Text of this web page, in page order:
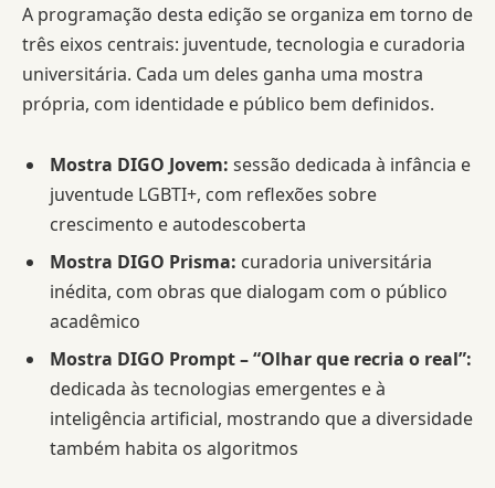
A programação desta edição se organiza em torno de
três eixos centrais: juventude, tecnologia e curadoria
universitária. Cada um deles ganha uma mostra
própria, com identidade e público bem definidos.
Mostra DIGO Jovem: sessão dedicada à infância e
juventude LGBTI+, com reflexões sobre
crescimento e autodescoberta
Mostra DIGO Prisma: curadoria universitária
inédita, com obras que dialogam com o público
acadêmico
Mostra DIGO Prompt – “Olhar que recria o real”:
dedicada às tecnologias emergentes e à
inteligência artificial, mostrando que a diversidade
também habita os algoritmos